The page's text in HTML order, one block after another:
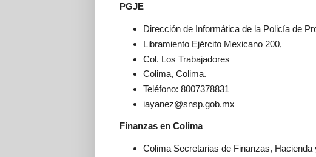
PGJE
Dirección de Informática de la Policía de
Libramiento Ejército Mexicano 200,
Col. Los Trabajadores
Colima, Colima.
Teléfono: 8007378831
iayanez@snsp.gob.mx
Finanzas en Colima
Colima Secretarias de Finanzas, Hacienda